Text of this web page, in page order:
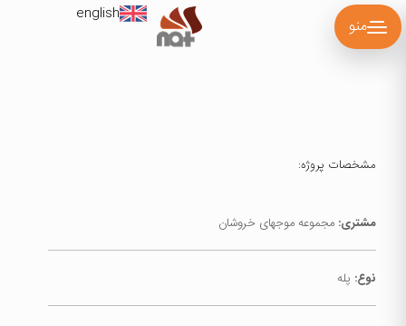
منو
english
مشخصات پروژه:
مشتری: مجموعه موجهای خروشان
نوع: پله